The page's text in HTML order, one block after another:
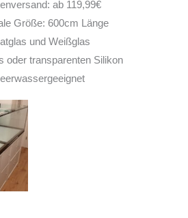
ab 119,99€
Größe: 600cm Länge
und Weißglas
oder transparenten Silikon